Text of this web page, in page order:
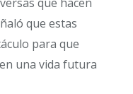
que estas
para que
una vida futura